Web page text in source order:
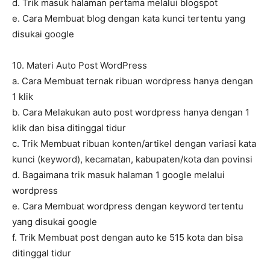
d. Trik masuk halaman pertama melalui blogspot
e. Cara Membuat blog dengan kata kunci tertentu yang
disukai google
10. Materi Auto Post WordPress
a. Cara Membuat ternak ribuan wordpress hanya dengan
1 klik
b. Cara Melakukan auto post wordpress hanya dengan 1
klik dan bisa ditinggal tidur
c. Trik Membuat ribuan konten/artikel dengan variasi kata
kunci (keyword), kecamatan, kabupaten/kota dan povinsi
d. Bagaimana trik masuk halaman 1 google melalui
wordpress
e. Cara Membuat wordpress dengan keyword tertentu
yang disukai google
f. Trik Membuat post dengan auto ke 515 kota dan bisa
ditinggal tidur